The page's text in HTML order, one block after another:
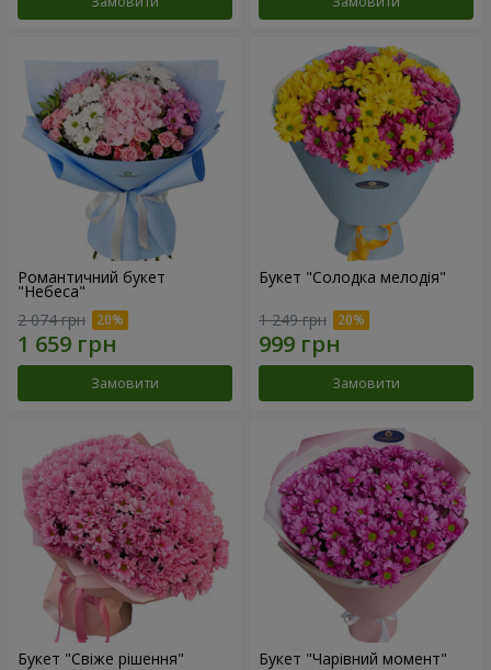
Романтичний букет
"Небеса"
2 074 грн
Замовити
Букет "Солодка мелодія"
1 249 грн
Замовити
Букет "Свіже рішення" Букет "Чарівний момент"